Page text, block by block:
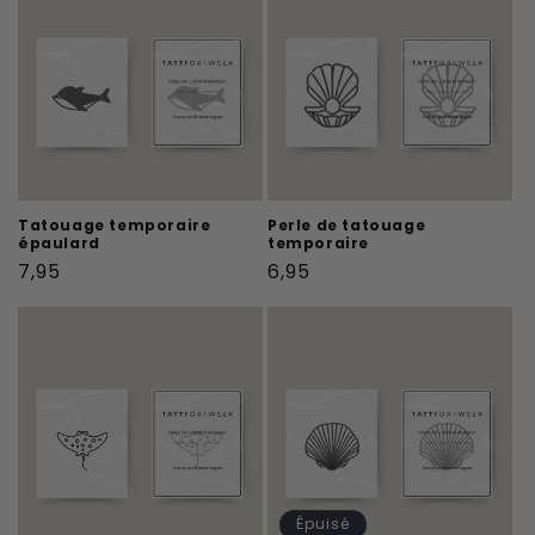
Tatouage temporaire
épaulard
Prix
7,95
Perle de tatouage
temporaire
Prix
6,95
Épuisé